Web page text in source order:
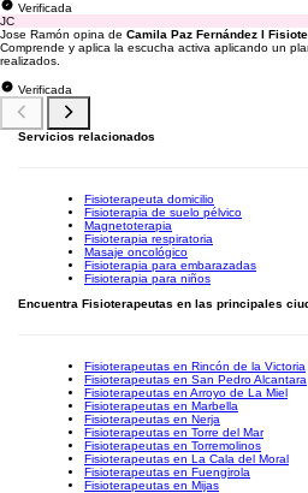
Verificada
JC
Jose Ramón opina de Camila Paz Fernández I
Comprende y aplica la escucha activa aplicando un
realizados.
Verificada
Servicios relacionados
Fisioterapeuta domicilio
Fisioterapia de suelo pélvico
Magnetoterapia
Fisioterapia respiratoria
Masaje oncológico
Fisioterapia para embarazadas
Fisioterapia para niños
Encuentra Fisioterapeutas en las principales
Fisioterapeutas en Rincón de la Victoria
Fisioterapeutas en San Pedro Alcantara
Fisioterapeutas en Arroyo de La Miel
Fisioterapeutas en Marbella
Fisioterapeutas en Nerja
Fisioterapeutas en Torre del Mar
Fisioterapeutas en Torremolinos
Fisioterapeutas en La Cala del Moral
Fisioterapeutas en Fuengirola
Fisioterapeutas en Mijas